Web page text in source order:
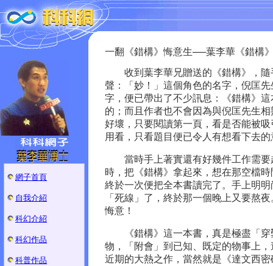
網子首頁
自我介紹
科幻介紹
科幻作品
科普作品
一翻《錯構》悔意生──葉李華《錯構
收到葉李華兄贈送的《錯構》，隨
聲：「妙！」這個角色的名字，倪匡
字，便已帶出了不少訊息：《錯構》
的；而且作者也不會因為與倪匡先生
好壞，只要閱讀第一頁，看是否能被
用看，只看題目便已令人有想看下去
當時手上著實還有好幾件工作需要
時，把《錯構》拿起來，想在那空檔
終於一次便把全本書讀完了。手上明
「死線」了，終於那一個晚上又要熬
悔意！
《錯構》這一本書，真是極盡「穿
物，「附會」到已知、既定的物事上
近期的大熱之作，當然就是《達文西